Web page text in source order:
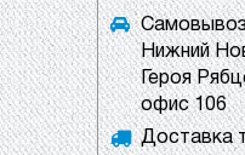
Нижний
Героя
офис 106
Доставка